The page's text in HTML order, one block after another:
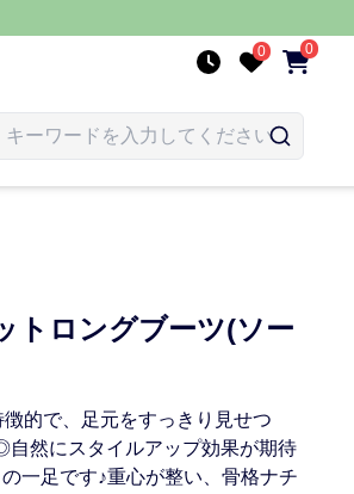
0 0
トロングブーツ(ソー
的で、足元をすっきり見せつ
然にスタイルアップ効果が期待
一足です♪重心が整い、骨格ナチ